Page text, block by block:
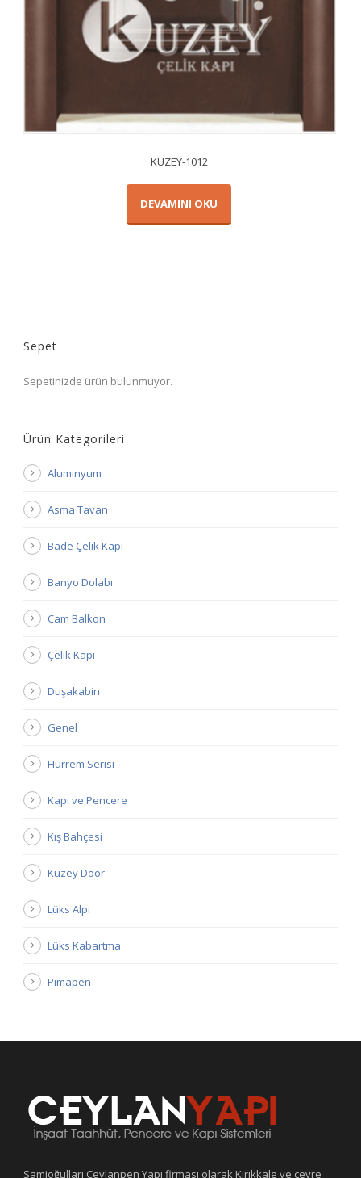
KUZEY-1012
DEVAMINI OKU
Sepet
Sepetinizde ürün bulunmuyor.
Ürün Kategorileri
Aluminyum
Asma Tavan
Bade Çelik Kapı
Banyo Dolabı
Cam Balkon
Çelik Kapı
Duşakabin
Genel
Hürrem Serisi
Kapı ve Pencere
Kış Bahçesi
Kuzey Door
Lüks Alpi
Lüks Kabartma
Pimapen
Samioğulları Ceylanpen Yapı firması olarak Kırıkkale ve çevre